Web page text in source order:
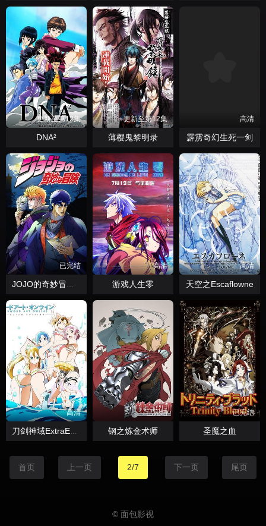
更新至第12集
DNA²
更新至第12集
薄樱鬼黎明录
高清
霹雳奇幻生死一剑
已完结 高清
游戏人生零
高清
天空之Escaflowne
高清 已完结
钢之炼金术师
已完结
圣魔之血
首页 上一页 2/7 下一页 尾页
© 面包影视